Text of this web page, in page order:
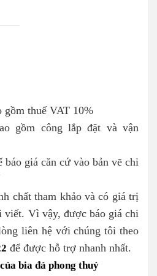
gồm thuế VAT 10%
gồm công lắp đặt và vận
báo giá căn cứ vào bản vẽ chi
chất tham khảo và có giá trị
viết. Vì vậy, được báo giá chi
liên hệ với chúng tôi theo
để được hỗ trợ nhanh nhất.
bia đá phong thuỷ